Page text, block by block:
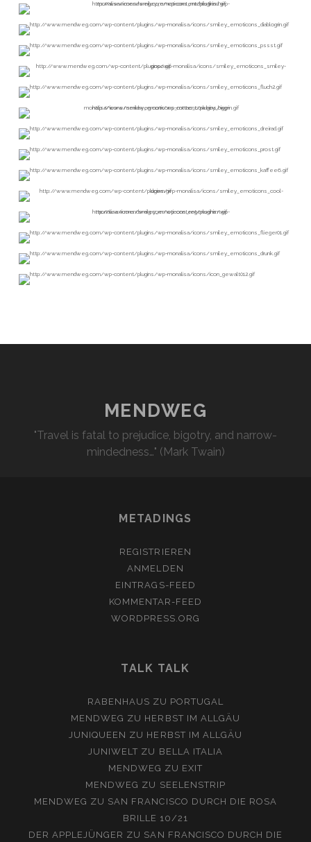
MENDWEG
"Travel is fatal to prejudice, bigotry, and narrow-
mindedness…" (Mark Twain)
METADINGS
REGISTRIEREN
ANMELDEN
EINTRAGS-FEED
KOMMENTAR-FEED
WORDPRESS.ORG
TALK TALK
RABENHAUS ZU PORTUGAL
MENDWEG ZU HERBST IM ALLGÄU
JUNIQUEEN ZU HERBST IM ALLGÄU
JUNIWELT ZU BELLA ITALIA
MENDWEG ZU EXIT
MENDWEG ZU SEELENSTRIP
MENDWEG ZU SAN FRANCISCO DURCH DIE ROSA
BRILLE 10/21
DER APPLEJÜNGER ZU SAN FRANCISCO DURCH DIE